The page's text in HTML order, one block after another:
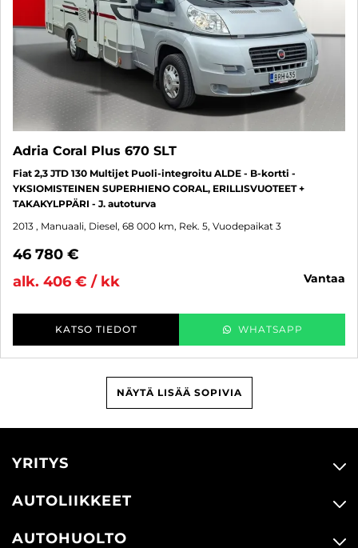
Adria Coral Plus 670 SLT
Fiat 2,3 JTD 130 Multijet Puoli-integroitu ALDE - B-kortti -
YKSIOMISTEINEN SUPERHIENO CORAL, ERILLISVUOTEET +
TAKAKYLPPÄRI - J. autoturva
2013 , Manuaali, Diesel, 68 000 km, Rek. 5, Vuodepaikat 3
46 780 €
alk. 406 € / kk
vantaa
KATSO TIEDOT WHATSAPP
NÄYTÄ LISÄÄ SOPIVIA
YRITYS
AUTOLIIKKEET
AUTOHUOLTO